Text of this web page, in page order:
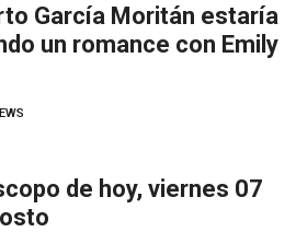
García Moritán estaría
un romance con Emily
de hoy, viernes 07